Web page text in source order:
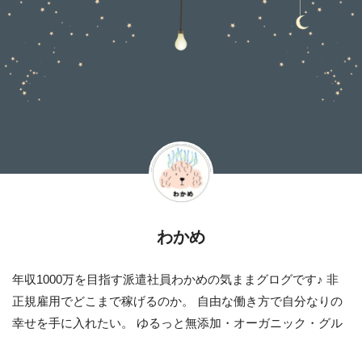
わかめ
年収1000万を目指す派遣社員わかめの気ままグログです♪ 非
正規雇用でどこまで稼げるのか。 自由な働き方で自分なりの
幸せを手に入れたい。 ゆるっと無添加・オーガニック・グル